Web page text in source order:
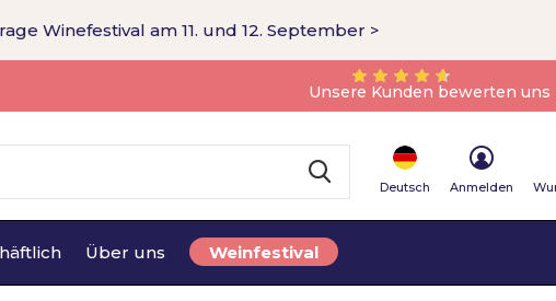
Über uns Weinfestival
Deutsch Anmelden
Unsere Kunden bewerten uns
Winefestival am 11. und 12. September >